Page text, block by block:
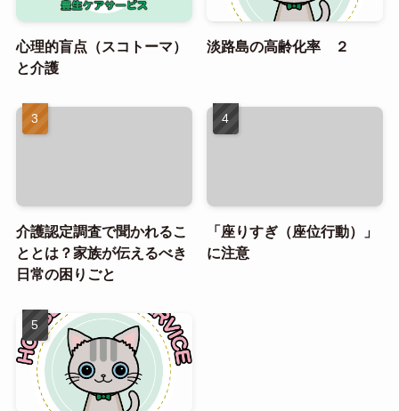
心理的盲点（スコトーマ）
と介護
淡路島の高齢化率 ２
介護認定調査で聞かれるこ
ととは？家族が伝えるべき
日常の困りごと
「座りすぎ（座位行動）」
に注意